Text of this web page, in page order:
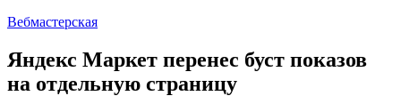
Вебмастерская
Яндекс Маркет перенес буст показов
на отдельную страницу